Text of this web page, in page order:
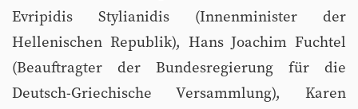
Evripidis Stylianidis (Innenminister der
Hellenischen Republik), Hans Joachim Fuchtel
(Beauftragter der Bundesregierung für die
Deutsch-Griechische Versammlung), Karen